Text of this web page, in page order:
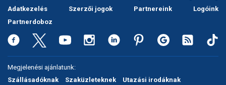
Adatkezelés
Szerzői jogok Partnereink
Logóink
Partnerdoboz
Megjelenési ajánlatunk:
Szállásadóknak
Szaküzleteknek Utazási irodáknak